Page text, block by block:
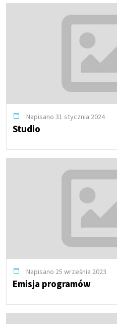
Napisano 31 stycznia 2024
Studio
Napisano 25 września 2023
Emisja programów